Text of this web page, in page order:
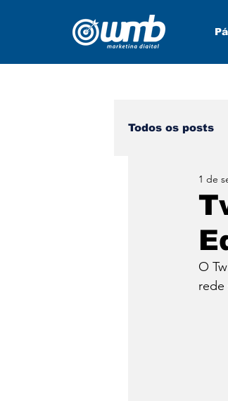
Todos os posts
Marketing
1 de
O
rede